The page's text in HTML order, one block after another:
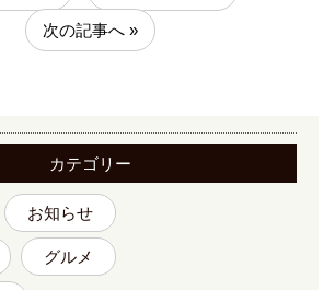
次の記事へ »
カテゴリー
お知らせ
グルメ